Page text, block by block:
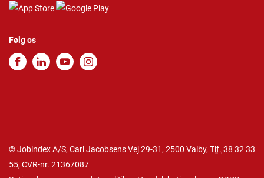
Følg os
© Jobindex A/S, Carl Jacobsens Vej 29-31, 2500 Valby, Tlf. 38 32 33
55, CVR-nr. 21367087